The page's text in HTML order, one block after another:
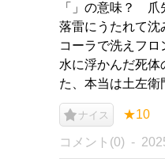
「」の意味？
落雷にうたれて
コーラで洗えフ
水に浮かんだ死体
た、本当は土左衛
ナイス ★10
コメント(0)